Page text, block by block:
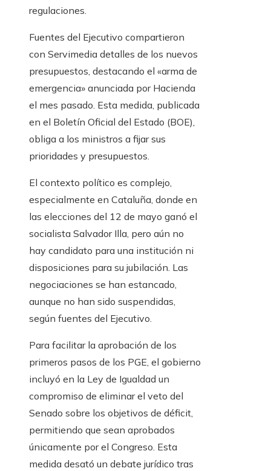
regulaciones.
Fuentes del Ejecutivo compartieron
con Servimedia detalles de los nuevos
presupuestos, destacando el «arma de
emergencia» anunciada por Hacienda
el mes pasado. Esta medida, publicada
en el Boletín Oficial del Estado (BOE),
obliga a los ministros a fijar sus
prioridades y presupuestos.
El contexto político es complejo,
especialmente en Cataluña, donde en
las elecciones del 12 de mayo ganó el
socialista Salvador Illa, pero aún no
hay candidato para una institución ni
disposiciones para su jubilación. Las
negociaciones se han estancado,
aunque no han sido suspendidas,
según fuentes del Ejecutivo.
Para facilitar la aprobación de los
primeros pasos de los PGE, el gobierno
incluyó en la Ley de Igualdad un
compromiso de eliminar el veto del
Senado sobre los objetivos de déficit,
permitiendo que sean aprobados
únicamente por el Congreso. Esta
medida desató un debate jurídico tras